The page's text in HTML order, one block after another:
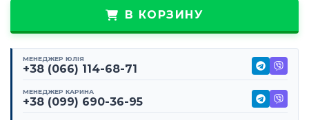
В КОРЗИНУ
МЕНЕДЖЕР ЮЛІЯ
+38 (066) 114-68-71
МЕНЕДЖЕР КАРИНА
+38 (099) 690-36-95